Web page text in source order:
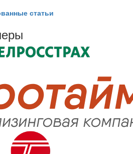
статьи